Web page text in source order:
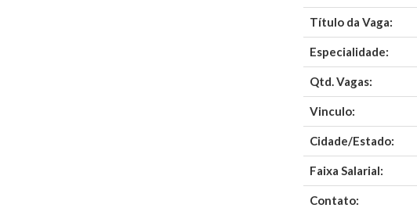
Título da Vaga:
Especialidade:
Qtd. Vagas:
Vinculo:
Cidade/Estado:
Faixa Salarial:
Contato: